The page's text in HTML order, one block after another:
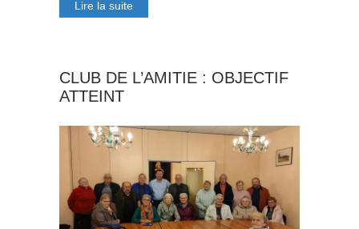
Lire la suite
CLUB DE L’AMITIE : OBJECTIF
ATTEINT